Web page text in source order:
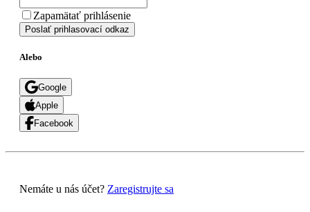
Zapamätať prihlásenie
Poslať prihlasovací odkaz
Alebo
Google
Apple
Facebook
Nemáte u nás účet? Zaregistrujte sa